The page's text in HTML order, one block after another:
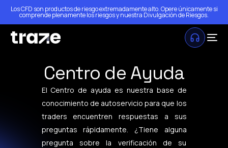
Los CFD son productos de riesgo extremadamente alto. Opere únicamente si
comprende plenamente los riesgos y nuestra Divulgación de Riesgos.
Centro de Ayuda
El Centro de ayuda es nuestra base de
conocimiento de autoservicio para que los
traders encuentren respuestas a sus
preguntas rápidamente. ¿Tiene alguna
pregunta sobre la verificación de su